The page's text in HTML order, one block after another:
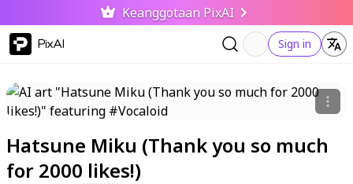
Keanggotaan PixAI
PixAI Sign in
Hatsune Miku (Thank you so much
for 2000 likes!)